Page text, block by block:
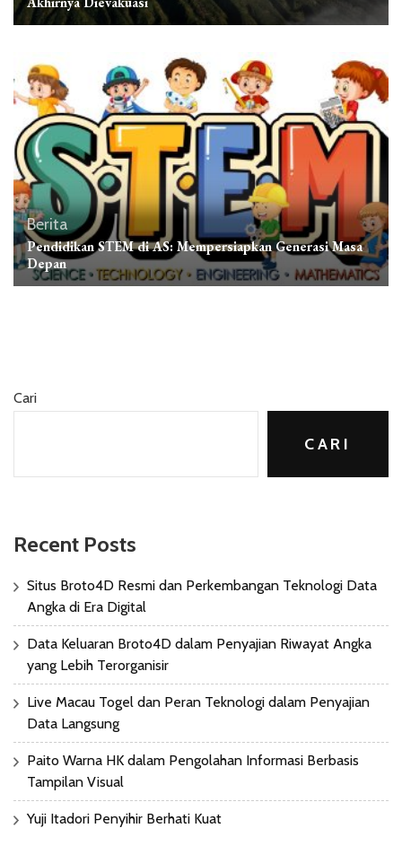
Berita
Pendidikan STEM di AS: Mempersiapkan Generasi Masa
Depan
Cari
CARI
Recent Posts
Situs Broto4D Resmi dan Perkembangan Teknologi Data
Angka di Era Digital
Data Keluaran Broto4D dalam Penyajian Riwayat Angka
yang Lebih Terorganisir
Live Macau Togel dan Peran Teknologi dalam Penyajian
Data Langsung
Paito Warna HK dalam Pengolahan Informasi Berbasis
Tampilan Visual
Yuji Itadori Penyihir Berhati Kuat